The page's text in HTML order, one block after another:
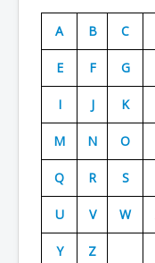
Escadrilles
Organisation
Avions
Personnels
Doctrines
Batailles
Les As
Cahiers des As
A B C
E F G
I J K
M N O
Q R S
U V W
Y Z